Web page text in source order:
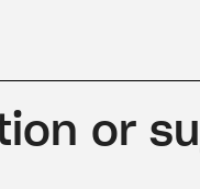
or